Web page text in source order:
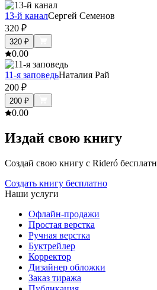
13-й каналСергей Семенов
320 ₽
320 ₽
0.00
11-я заповедьНаталия Рай
200 ₽
200 ₽
0.00
Издай свою книгу
Создай свою книгу с Rideró
Создать книгу бесплатно
Наши услуги
Офлайн-продажи
Простая верстка
Ручная верстка
Буктрейлер
Корректор
Дизайнер обложки
Заказ тиража